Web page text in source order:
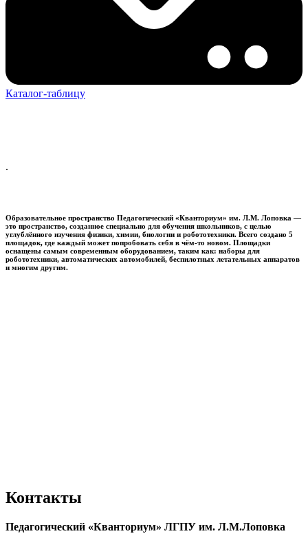
Каталог-таблицу
.
Образовательное пространство Педагогический «Кванториум» им. Л.М. Лоповка —
это пространство, созданное специально для обучения школьников, с целью
углублённого изучения физики, химии, биологии и робототехники. Всего создано 5
площадок, где каждый может попробовать себя в чём-то новом. Площадки
оснащены самым современным оборудованием, таким как: наборы для
робототехники, автоматических автомобилей, беспилотных летательных аппаратов
и многим другим.
Контакты
Педагогический «Кванториум» ЛГПУ им. Л.М.Лоповка